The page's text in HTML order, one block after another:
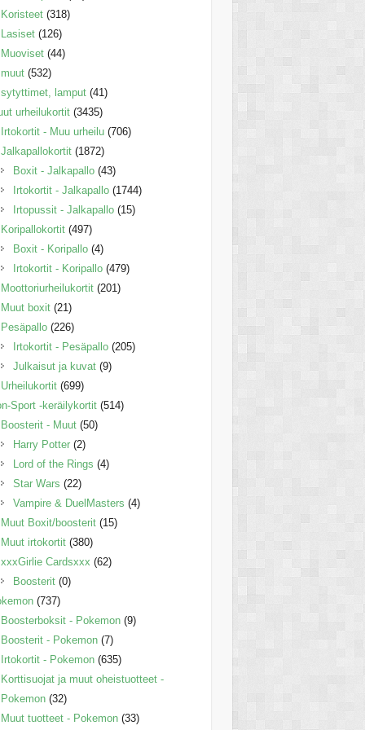
Koristeet (318)
Lasiset (126)
Muoviset (44)
muut (532)
sytyttimet, lamput (41)
urheilukortit (3435)
Irtokortit - Muu urheilu (706)
Jalkapallokortit (1872)
Boxit - Jalkapallo (43)
Irtokortit - Jalkapallo (1744)
Irtopussit - Jalkapallo (15)
Koripallokortit (497)
Boxit - Koripallo (4)
Irtokortit - Koripallo (479)
Moottoriurheilukortit (201)
Muut boxit (21)
Pesäpallo (226)
Irtokortit - Pesäpallo (205)
Julkaisut ja kuvat (9)
Urheilukortit (699)
Sport -keräilykortit (514)
Boosterit - Muut (50)
Harry Potter (2)
Lord of the Rings (4)
Star Wars (22)
Vampire & DuelMasters (4)
Muut Boxit/boosterit (15)
Muut irtokortit (380)
xxxGirlie Cardsxxx (62)
Boosterit (0)
(737)
Boosterboksit - Pokemon (9)
Boosterit - Pokemon (7)
Irtokortit - Pokemon (635)
Korttisuojat ja muut oheistuotteet -
Pokemon (32)
Muut tuotteet - Pokemon (33)